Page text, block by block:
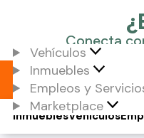
Vehículos
Inmuebles
Empleos y
Marketplace
Vehículos
Inmuebles